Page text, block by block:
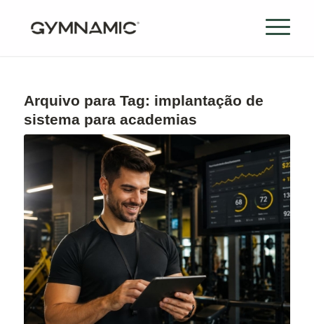
Arquivo para Tag: implantação de
sistema para academias